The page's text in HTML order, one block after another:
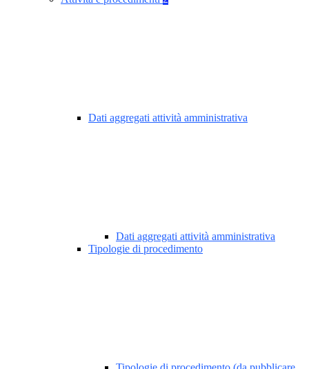
Dati aggregati attività amministrativa
Dati aggregati attività amministrativa
Tipologie di procedimento